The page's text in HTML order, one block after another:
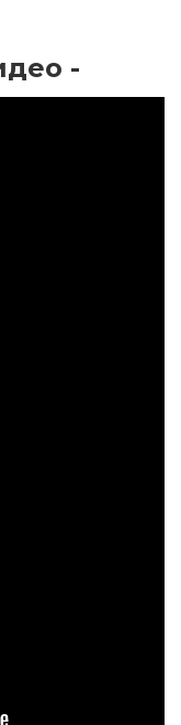
-